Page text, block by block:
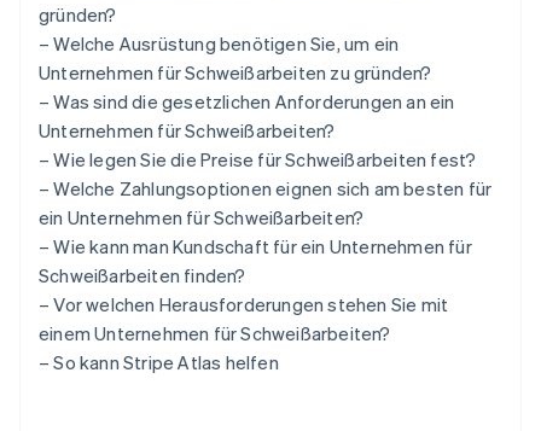
gründen?
– Welche Ausrüstung benötigen Sie, um ein
Unternehmen für Schweißarbeiten zu gründen?
– Was sind die gesetzlichen Anforderungen an ein
Unternehmen für Schweißarbeiten?
– Wie legen Sie die Preise für Schweißarbeiten fest?
– Welche Zahlungsoptionen eignen sich am besten für
ein Unternehmen für Schweißarbeiten?
– Wie kann man Kundschaft für ein Unternehmen für
Schweißarbeiten finden?
– Vor welchen Herausforderungen stehen Sie mit
einem Unternehmen für Schweißarbeiten?
– So kann Stripe Atlas helfen